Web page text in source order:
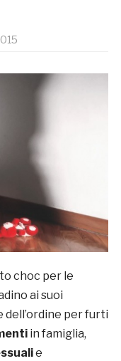
choc per le
ai suoi
dell’ordine per furti
in famiglia,
e